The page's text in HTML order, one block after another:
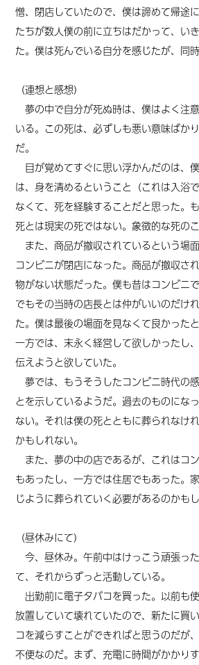
憎、閉店していたので、僕は諦めて帰途
たちが数人僕の前に立ちはだかって、い
た。僕は死んでいる自分を感じたが、同
（連想と感想）
夢の中で自分が死ぬ時は、僕はよく注
いる。この死は、必ずしも悪い意味ばか
だ。
目が覚めてすぐに思い浮かんだのは、
は、身を清めるということ（これは入浴
なくて、死を経験することだと思った。
死とは現実の死ではない。象徴的な死のこ
また、商品が撤収されているという場
コンビニが閉店になった。商品が撤収さ
物がない状態だった。僕も昔はコンビニ
でもその当時の店長とは仲がいいのだけ
た。僕は最後の場面を見なくて良かった
一方では、末永く経営して欲しかったし
伝えようと欲していた。
夢では、もうそうしたコンビニ時代の
とを示しているようだ。過去のものにな
ない。それは僕の死とともに葬られなけ
かもしれない。
また、夢の中の店であるが、これはコ
もあったし、一方では住居でもあった。
じように葬られていく必要があるのかもし
（昼休みにて）
今、昼休み。午前中はけっこう頑張っ
て、それからずっと活動している。
出勤前に電子タバコを買った。以前も使
放置していて壊れていたので、新たに買
コを減らすことができればと思うのだが
不便なのだ。まず、充電に時間がかかり